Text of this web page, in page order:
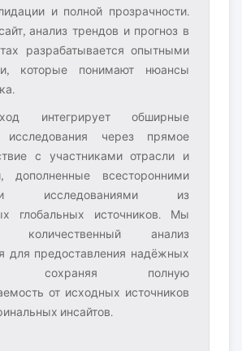
и полной прозрачности.
анализ трендов и прогноз в
разрабатывается опытными
которые понимают нюансы
интегрирует обширные
исследования через прямое
с участниками отрасли и
дополненные всесторонними
исследованиями из
глобальных источников. Мы
количественный анализ
для предоставления надёжных
сохраняя полную
от исходных источников
инсайтов.